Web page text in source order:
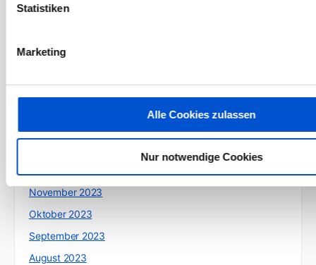
Statistiken
Marketing
Alle Cookies zulassen
Nur notwendige Cookies
Mai 2024
April 2024
November 2023
Oktober 2023
September 2023
August 2023